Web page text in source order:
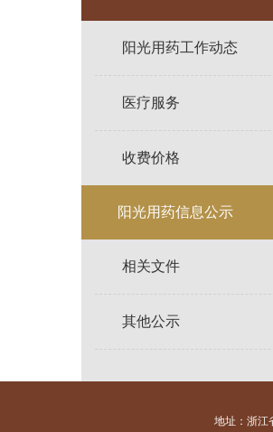
阳光用药工作动态
医疗服务
收费价格
阳光用药信息公示
相关文件
其他公示
地址：浙江